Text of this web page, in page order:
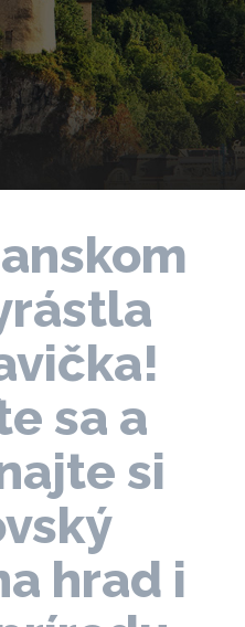
sa a
si
hrad i